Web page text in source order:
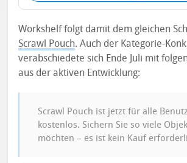
Workshelf folgt damit dem gleichen
Scrawl Pouch. Auch der Kategorie-
verabschiedete sich Ende Juli mit
aus der aktiven Entwicklung:
Scrawl Pouch ist jetzt für alle
kostenlos. Sichern Sie so viele
möchten – es ist kein Kauf